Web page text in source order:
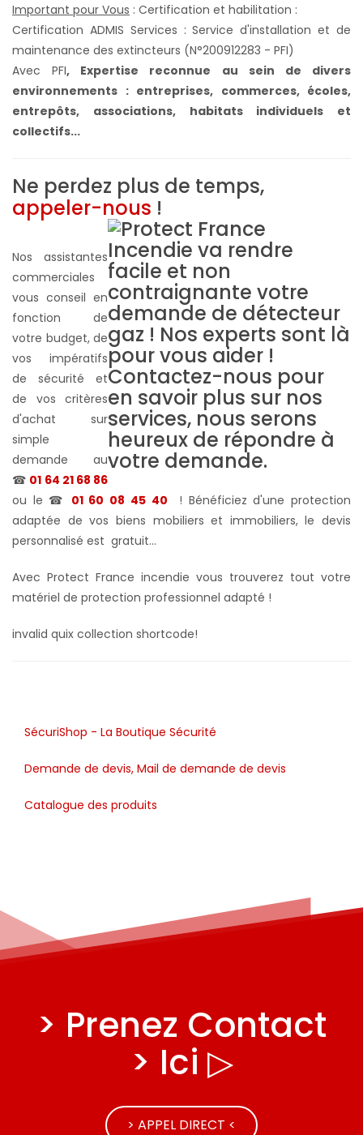
Important pour Vous : Certification et habilitation :
Certification ADMIS Services : Service d'installation et de
maintenance des extincteurs (N°200912283 - PFI)
Avec PFI, Expertise reconnue au sein de divers
environnements : entreprises, commerces, écoles,
entrepôts, associations, habitats individuels et
collectifs...
Ne perdez plus de temps,
appeler-nous !
Nos assistantes
commerciales
vous conseil en
fonction de
votre budget, de
vos impératifs
de sécurité et
de vos critères
d'achat sur
simple
demande au
☎ 01 64 21 68 86
ou le ☎ 01 60 08 45 40
! Bénéficiez d'une protection
adaptée de vos biens mobiliers et immobiliers, le devis
personnalisé est gratuit...
Avec Protect France incendie vous trouverez tout votre
matériel de protection professionnel adapté !
invalid quix collection shortcode!
SécuriShop - La Boutique Sécurité
Demande de devis, Mail de demande de devis
Catalogue des produits
> Prenez Contact
> Ici ▷
> APPEL DIRECT <